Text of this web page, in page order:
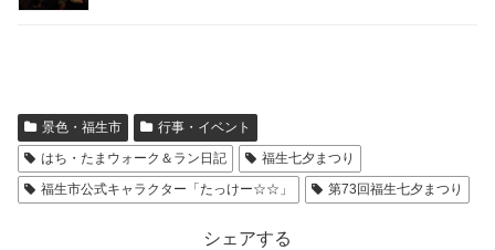
景色・福生市
行事・イベント
はち・たまウォーク＆ラン日記
福生七夕まつり
福生市公式キャラクター「たっけー☆☆」
第73回福生七夕まつり
シェアする